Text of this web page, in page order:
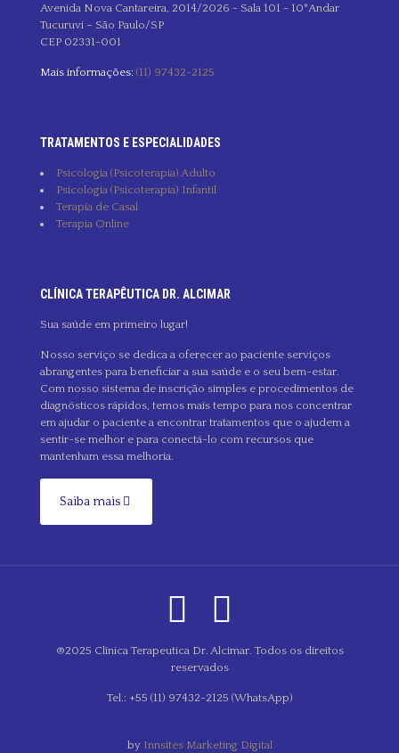
Avenida Nova Cantareira, 2014/2026 - Sala 101 - 10°Andar
Tucuruvi – São Paulo/SP
CEP 02331-001
Mais informações: (11) 97432-2125
TRATAMENTOS E ESPECIALIDADES
Psicologia (Psicoterapia) Adulto
Psicologia (Psicoterapia) Infantil
Terapia de Casal
Terapia Online
CLÍNICA TERAPÊUTICA DR. ALCIMAR
Sua saúde em primeiro lugar!
Nosso serviço se dedica a oferecer ao paciente serviços
abrangentes para beneficiar a sua saúde e o seu bem-estar.
Com nosso sistema de inscrição simples e procedimentos de
diagnósticos rápidos, temos mais tempo para nos concentrar
em ajudar o paciente a encontrar tratamentos que o ajudem a
sentir-se melhor e para conectá-lo com recursos que
mantenham essa melhoria.
Saiba mais
®2025 Clínica Terapeutica Dr. Alcimar. Todos os direitos
reservados
Tel.: +55 (11) 97432-2125 (WhatsApp)
by Innsites Marketing Digital